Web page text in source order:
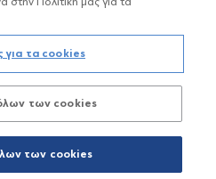
Eurobank ΑΕΔΑΚ
Δεδομένων
χρήσης
cookies
για τα cookies
των cookies
των cookies